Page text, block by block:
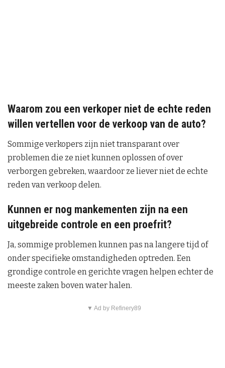
Waarom zou een verkoper niet de echte reden
willen vertellen voor de verkoop van de auto?
Sommige verkopers zijn niet transparant over
problemen die ze niet kunnen oplossen of over
verborgen gebreken, waardoor ze liever niet de echte
reden van verkoop delen.
Kunnen er nog mankementen zijn na een
uitgebreide controle en een proefrit?
Ja, sommige problemen kunnen pas na langere tijd of
onder specifieke omstandigheden optreden. Een
grondige controle en gerichte vragen helpen echter de
meeste zaken boven water halen.
▼ Ad by Refinery89